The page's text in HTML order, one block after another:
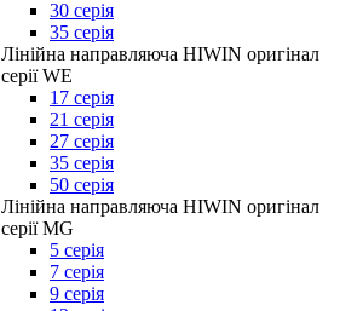
30 серія
35 серія
Лінійна направляюча HIWIN оригінал
серії WE
17 серія
21 серія
27 серія
35 серія
50 серія
Лінійна направляюча HIWIN оригінал
серії MG
5 серія
7 серія
9 серія